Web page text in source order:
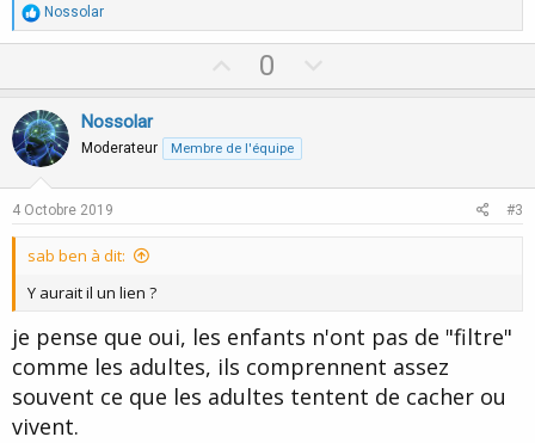
R
é
a
t
i
o
n
s
:
Nossolar
p
o
t
0
o
v
Nossolar
Moderateur Membre de l'équipe
4 Octobre 2019 #3
sab ben à dit:
Y aurait il un lien ?
je pense que oui, les enfants n'ont pas de "filtre"
comme les adultes, ils comprennent assez
souvent ce que les adultes tentent de cacher ou
vivent.